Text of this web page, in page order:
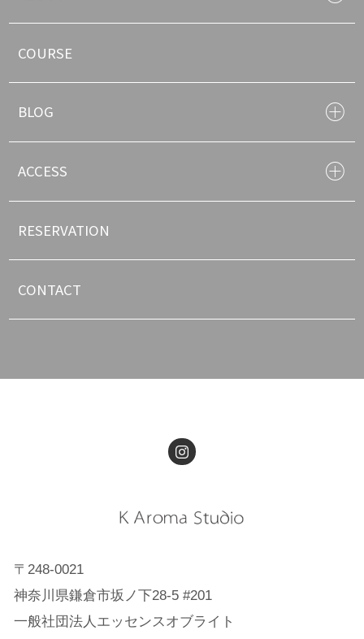
COURSE
BLOG
ACCESS
RESERVATION
CONTACT
〒248-0021
神奈川県鎌倉市坂ノ下28-5 #201
一般社団法人エッセンスオブライト